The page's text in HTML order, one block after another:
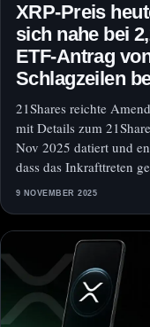
XRP-Preis
sich nahe bei
ETF-Antrag
Schlagzeilen
21Shares reichte
mit Details zum
Nov 2025 datiert und
dass das Inkrafttreten
9 NOVEMBER 2025